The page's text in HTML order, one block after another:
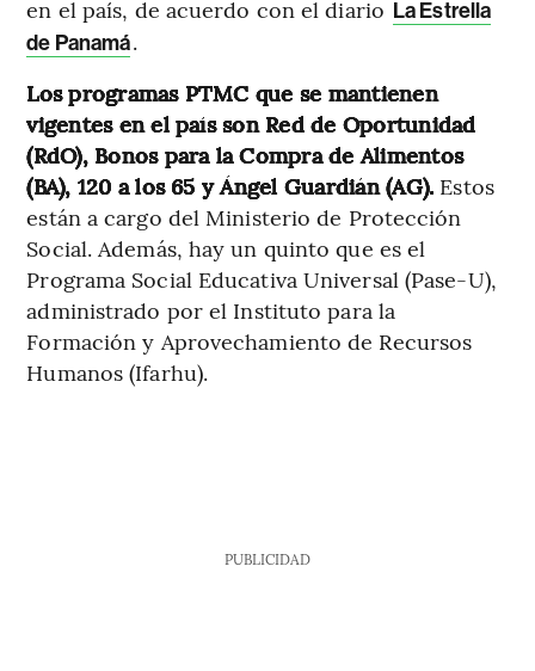
en el país, de acuerdo con el diario La Estrella
de Panamá.
Los programas PTMC que se mantienen
vigentes en el país son Red de Oportunidad
(RdO), Bonos para la Compra de Alimentos
(BA), 120 a los 65 y Ángel Guardián (AG). Estos
están a cargo del Ministerio de Protección
Social. Además, hay un quinto que es el
Programa Social Educativa Universal (Pase-U),
administrado por el Instituto para la
Formación y Aprovechamiento de Recursos
Humanos (Ifarhu).
PUBLICIDAD